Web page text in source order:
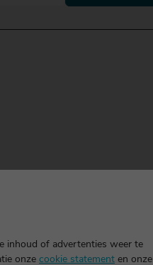
inhoud of advertenties weer te
onze cookie statement en onze